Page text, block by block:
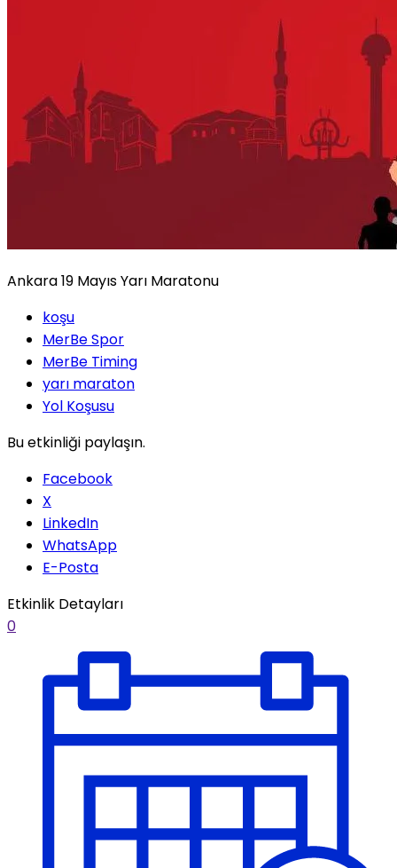
Ankara 19 Mayıs Yarı Maratonu
koşu
MerBe Spor
MerBe Timing
yarı maraton
Yol Koşusu
Bu etkinliği paylaşın.
Facebook
X
LinkedIn
WhatsApp
E-Posta
Etkinlik Detayları
0